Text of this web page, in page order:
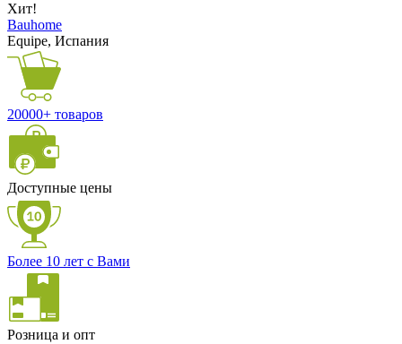
Хит!
Bauhome
Equipe, Испания
20000+ товаров
Доступные цены
Более 10 лет с Вами
Розница и опт